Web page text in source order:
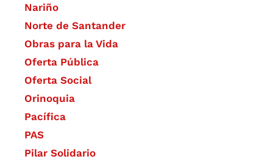
Nariño
Norte de Santander
Obras para la Vida
Oferta Pública
Oferta Social​​
Orinoquia
Pacífica
PAS
Pilar Solidario